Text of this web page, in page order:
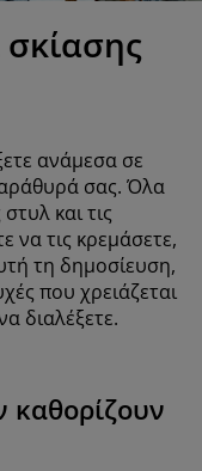
σκίασης
ανάμεσα σε
σας. Όλα
και τις
να τις κρεμάσετε,
τη δημοσίευση,
που χρειάζεται
διαλέξετε.
καθορίζουν